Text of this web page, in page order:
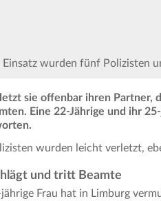
Einsatz wurden fünf Polizisten
sie offenbar ihren Partner,
Eine 22-Jährige und ihr
wurden leicht verletzt,
und tritt Beamte
jährige Frau hat in Limburg